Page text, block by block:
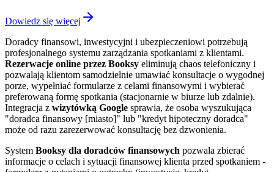
Dowiedz się więcej
Doradcy finansowi, inwestycyjni i ubezpieczeniowi potrzebują
profesjonalnego systemu zarządzania spotkaniami z klientami.
Rezerwacje online przez Booksy eliminują chaos telefoniczny i
pozwalają klientom samodzielnie umawiać konsultacje o wygodnej
porze, wypełniać formularze z celami finansowymi i wybierać
preferowaną formę spotkania (stacjonarnie w biurze lub zdalnie).
Integracja z wizytówką Google sprawia, że osoba wyszukująca
"doradca finansowy [miasto]" lub "kredyt hipoteczny doradca"
może od razu zarezerwować konsultację bez dzwonienia.
System Booksy dla doradców finansowych pozwala zbierać
informacje o celach i sytuacji finansowej klienta przed spotkaniem -